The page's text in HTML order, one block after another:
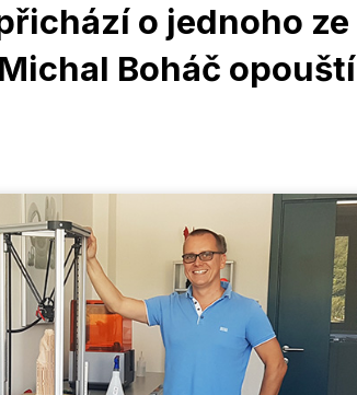
o jednoho ze
Boháč opouští